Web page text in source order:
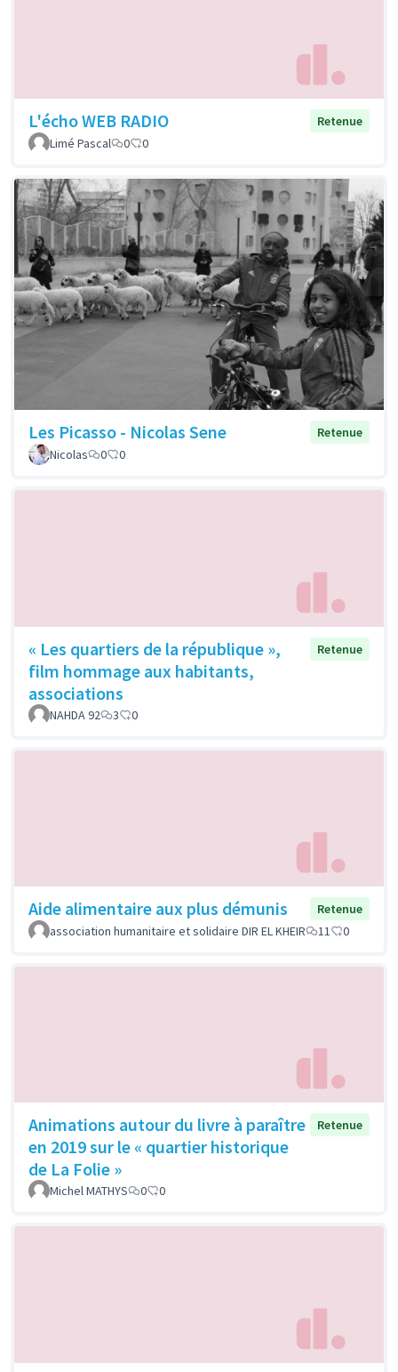
L'écho WEB RADIO
Retenue
Limé Pascal
0 0
Les Picasso - Nicolas Sene
Retenue
Nicolas
0 0
« Les quartiers de la république »,
film hommage aux habitants,
associations
Retenue
NAHDA 92 3 0
Aide alimentaire aux plus démunis
Retenue
association humanitaire et solidaire DIR EL KHEIR
11 0
Animations autour du livre à paraître
en 2019 sur le « quartier historique
de La Folie »
Retenue
Michel MATHYS 0 0